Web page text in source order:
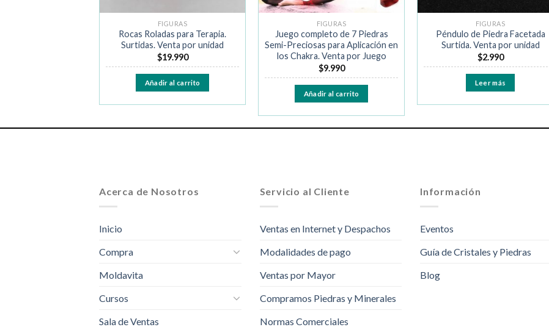
FIGURAS
Rocas Roladas para Terapia.
Surtidas. Venta por unidad
$19.990
Añadir al carrito
FIGURAS
Juego completo de 7 Piedras
Semi-Preciosas para Aplicación en
los Chakra. Venta por Juego
$9.990
Añadir al carrito
FIGURAS
Péndulo de Piedra Facetada
Surtida. Venta por unidad
$2.990
Leer más
Acerca de Nosotros
Inicio
Compra
Moldavita
Cursos
Sala de Ventas
Servicio al Cliente
Ventas en Internet y Despachos
Modalidades de pago
Ventas por Mayor
Compramos Piedras y Minerales
Normas Comerciales
Información
Eventos
Guía de Cristales y Piedras
Blog